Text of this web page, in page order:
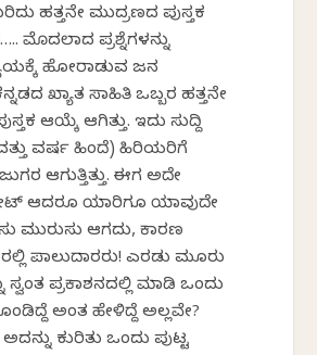
ಹತ್ತನೇ ಮುದ್ರಣದ ಪುಸ್ತಕ
ಮೊದಲಾದ ಪ್ರಶ್ನೆಗಳನ್ನು
ಹೋರಾಡುವ ಜನ
ಖ್ಯಾತ ಸಾಹಿತಿ ಒಬ್ಬರ ಹತ್ತನೇ
ಆಯ್ಕೆ ಆಗಿತ್ತು. ಇದು ಸುದ್ದಿ
ವರ್ಷ ಹಿಂದೆ) ಹಿರಿಯರಿಗೆ
ಆಗುತ್ತಿತ್ತು. ಈಗ ಅದೇ
ಆದರೂ ಯಾರಿಗೂ ಯಾವುದೇ
ಮುರುಸು ಆಗದು, ಕಾರಣ
ಪಾಲುದಾರರು! ಎರಡು ಮೂರು
ಸ್ವಂತ ಪ್ರಕಾಶನದಲ್ಲಿ ಮಾಡಿ ಒಂದು
ಅಂತ ಹೇಳಿದ್ದೆ ಅಲ್ಲವೇ?
ಕುರಿತು ಒಂದು ಪುಟ್ಟ